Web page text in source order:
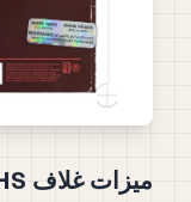
ميزات غلاف VHS المنزلق ذو التحميل الجانبي